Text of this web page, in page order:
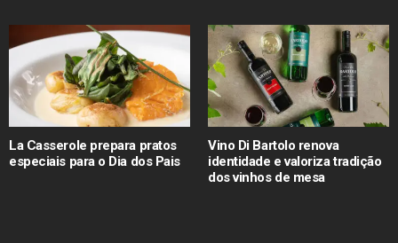
La Casserole prepara pratos
especiais para o Dia dos Pais
Vino Di Bartolo renova
identidade e valoriza tradição
dos vinhos de mesa